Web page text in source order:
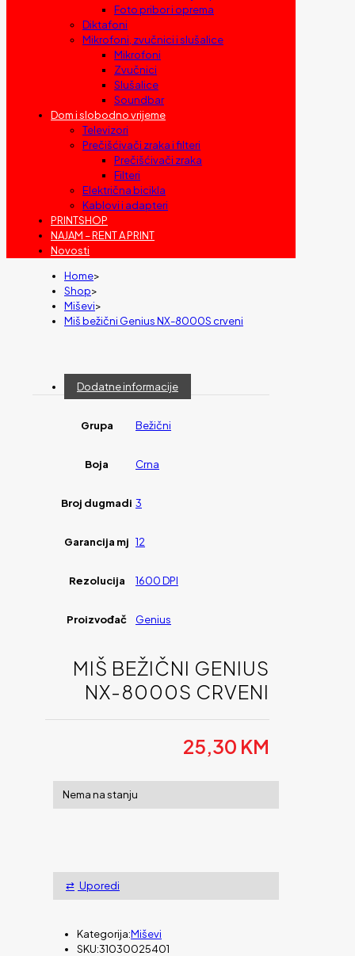
Foto pribor i oprema
Diktafoni
Mikrofoni, zvučnici i slušalice
Mikrofoni
Zvučnici
Slušalice
Soundbar
Dom i slobodno vrijeme
Televizori
Prečišćivači zraka i filteri
Prečišćivači zraka
Filteri
Električna bicikla
Kablovi i adapteri
PRINTSHOP
NAJAM – RENT A PRINT
Novosti
Home>
Shop>
Miševi>
Miš bežični Genius NX-8000S crveni
Dodatne informacije
Grupa Bežični
Boja Crna
Broj dugmadi 3
Garancija mj 12
Rezolucija 1600 DPI
Proizvođač Genius
MIŠ BEŽIČNI GENIUS
NX-8000S CRVENI
25,30 KM
Nema na stanju
Uporedi
Kategorija:Miševi
SKU:31030025401